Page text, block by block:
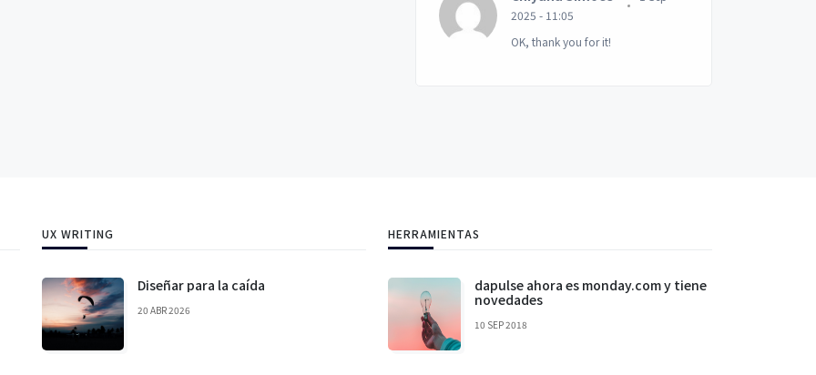
2025 - 11:05
OK, thank you for it!
UX WRITING
Diseñar para la caída
20 ABR 2026
HERRAMIENTAS
dapulse ahora es monday.com y tiene
novedades
10 SEP 2018